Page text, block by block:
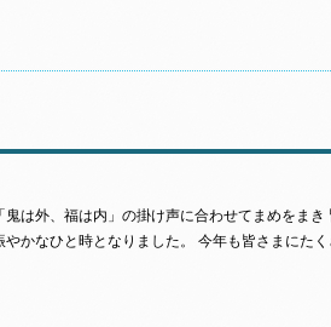
は外、福は内」の掛け声に合わせてまめをまき
かなひと時となりました。 今年も皆さまにた